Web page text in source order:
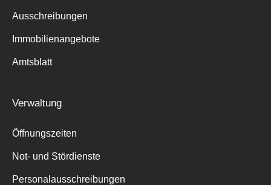
Ausschreibungen
Immobilienangebote
Amtsblatt
Verwaltung
Öffnungszeiten
Not- und Stördienste
Personalausschreibungen